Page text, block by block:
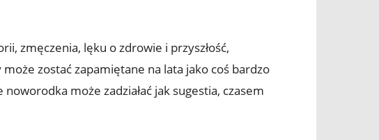
zmęczenia, lęku o zdrowie i przyszłość,
zostać zapamiętane na lata jako coś bardzo
może zadziałać jak sugestia, czasem